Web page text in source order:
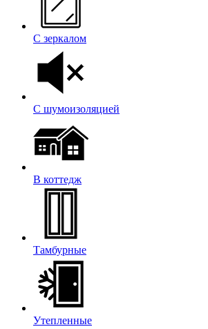
С зеркалом
С шумоизоляцией
В коттедж
Тамбурные
Утепленные